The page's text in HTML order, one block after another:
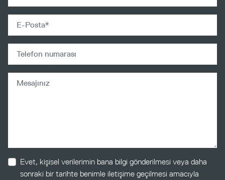
hs_content_membership_email_confirmed
Evet, kişisel verilerimin bana bilgi gönderilmesi veya daha
sonraki bir tarihte benimle iletişime geçilmesi amacıyla